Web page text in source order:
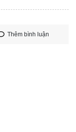
Thêm bình luận